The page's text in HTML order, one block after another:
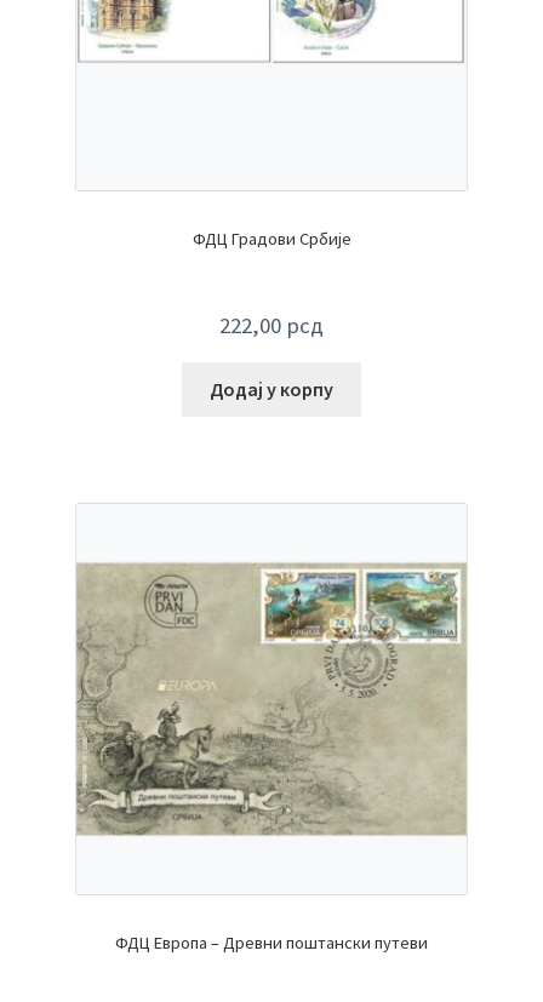
ФДЦ Градови Србије
222,00 рсд
Додај у корпу
ФДЦ Европа – Древни поштански путеви